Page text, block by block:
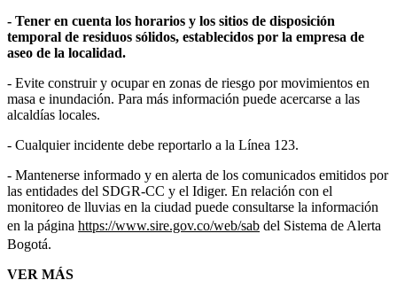
- Tener en cuenta los horarios y los sitios de disposición
temporal de residuos sólidos, establecidos por la empresa de
aseo de la localidad.
- Evite construir y ocupar en zonas de riesgo por movimientos en
masa e inundación. Para más información puede acercarse a las
alcaldías locales.
- Cualquier incidente debe reportarlo a la Línea 123.
- Mantenerse informado y en alerta de los comunicados emitidos por
las entidades del SDGR-CC y el Idiger. En relación con el
monitoreo de lluvias en la ciudad puede consultarse la información
en la página https://www.sire.gov.co/web/sab del Sistema de Alerta
Bogotá.
VER MÁS